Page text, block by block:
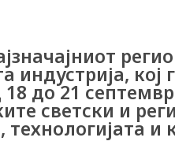
кој
до 21
светски и
и